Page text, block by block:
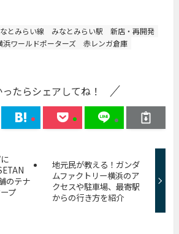
とみらい線 みなとみらい駅
新店・再開発
浜ワールドポーターズ
赤レンガ倉庫
ったらシェアしてね！
のテナ
プ
地元民が教える！ガンダ
ムファクトリー横浜のア
クセスや駐車場、最寄駅
からの行き方を紹介